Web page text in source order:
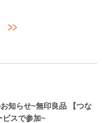
>>
知らせ~無印良品 【つな
ビスで参加~